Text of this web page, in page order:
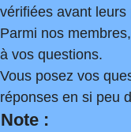
vérifiées avant leurs
Parmi nos
à vos questions.
Vous posez vos
réponses en si peu
Note :